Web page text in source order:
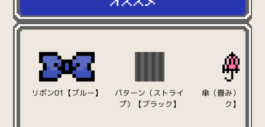
リボン01【ブルー】
パターン（ストライ
プ）【ブラック】
傘（畳み）【ピン
ク】